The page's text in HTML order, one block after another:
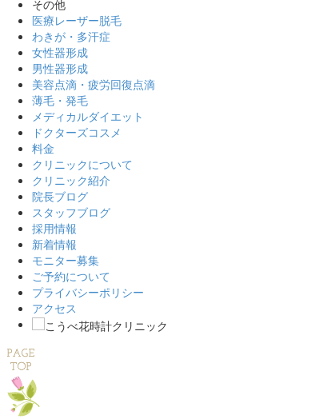
その他
医療レーザー脱毛
わきが・多汗症
女性器形成
男性器形成
美容点滴・疲労回復点滴
薄毛・発毛
メディカルダイエット
ドクターズコスメ
料金
クリニックについて
クリニック紹介
院長ブログ
スタッフブログ
採用情報
新着情報
モニター募集
ご予約について
プライバシーポリシー
アクセス